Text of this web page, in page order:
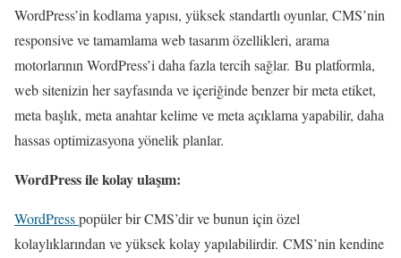
WordPress’in kodlama yapısı, yüksek standartlı oyunlar, CMS’nin
responsive ve tamamlama web tasarım özellikleri, arama
motorlarının WordPress’i daha fazla tercih sağlar. Bu platformla,
web sitenizin her sayfasında ve içeriğinde benzer bir meta etiket,
meta başlık, meta anahtar kelime ve meta açıklama yapabilir, daha
hassas optimizasyona yönelik planlar.
WordPress ile kolay ulaşım:
WordPresspopüler bir CMS’dir ve bunun için özel
kolaylıklarından ve yüksek kolay yapılabilirdir. CMS’nin kendine